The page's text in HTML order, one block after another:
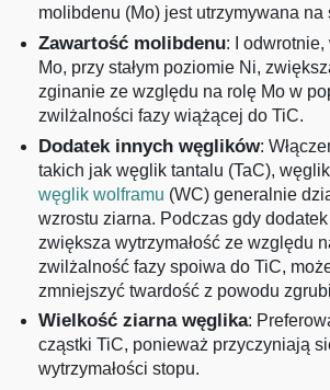
molibdenu (Mo) jest utrzymywana na
Zawartość molibdenu: I
Mo, przy stałym poziomie Ni,
zginanie ze względu na rolę Mo w
zwilżalności fazy wiążącej do TiC.
Dodatek innych węglików:
takich jak węglik tantalu (TaC),
węglik wolframu (WC) generalnie
wzrostu ziarna. Podczas gdy
zwiększa wytrzymałość ze względu
zwilżalność fazy spoiwa do TiC,
zmniejszyć twardość z powodu
Wielkość ziarna węglika:
cząstki TiC, ponieważ przyczyniają
wytrzymałości stopu.